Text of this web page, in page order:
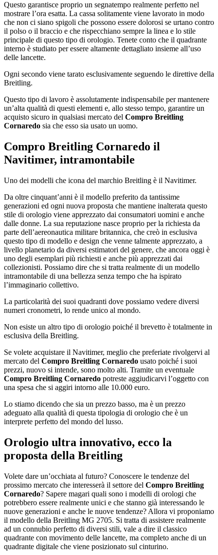
Questo garantisce proprio un segnatempo realmente perfetto nel
mostrare l’ora esatta. La cassa solitamente viene lavorato in modo
che non ci siano spigoli che possono essere dolorosi se urtano contro
il polso o il braccio e che rispecchiano sempre la linea e lo stile
principale di questo tipo di orologio. Tenete conto che il quadrante
interno è studiato per essere altamente dettagliato insieme all’uso
delle lancette.
Ogni secondo viene tarato esclusivamente seguendo le direttive della
Breitling.
Questo tipo di lavoro è assolutamente indispensabile per mantenere
un’alta qualità di questi elementi e, allo stesso tempo, garantire un
acquisto sicuro in qualsiasi mercato del Compro Breitling
Cornaredo sia che esso sia usato un uomo.
Compro Breitling Cornaredo il
Navitimer, intramontabile
Uno dei modelli che icona del marchio Breitling è il Navitimer.
Da oltre cinquant’anni è il modello preferito da tantissime
generazioni ed ogni nuova proposta che mantiene inalterata questo
stile di orologio viene apprezzato dai consumatori uomini e anche
dalle donne. La sua reputazione nasce proprio per la richiesta da
parte dell’aereonautica militare britannica, che creò in esclusiva
questo tipo di modello e design che venne talmente apprezzato, a
livello planetario da diversi estimatori del genere, che ancora oggi è
uno degli esemplari più richiesti e anche più apprezzati dai
collezionisti. Possiamo dire che si tratta realmente di un modello
intramontabile di una bellezza senza tempo che ha ispirato
l’immaginario collettivo.
La particolarità dei suoi quadranti dove possiamo vedere diversi
numeri cronometri, lo rende unico al mondo.
Non esiste un altro tipo di orologio poiché il brevetto è totalmente in
esclusiva della Breitling.
Se volete acquistare il Navitimer, meglio che preferiate rivolgervi al
mercato del Compro Breitling Cornaredo usato poiché i suoi
prezzi, nuovo si intende, sono molto alti. Tramite un eventuale
Compro Breitling Cornaredo potreste aggiudicarvi l’oggetto con
una spesa che si aggiri intorno alle 10.000 euro.
Lo stiamo dicendo che sia un prezzo basso, ma è un prezzo
adeguato alla qualità di questa tipologia di orologio che è un
interprete perfetto del mondo del lusso.
Orologio ultra innovativo, ecco la
proposta della Breitling
Volete dare un’occhiata al futuro? Conoscere le tendenze del
prossimo mercato che interesserà il settore del Compro Breitling
Cornaredo? Sapere magari quali sono i modelli di orologi che
potrebbero essere realmente unici e che stanno già interessando le
nuove generazioni e anche le nuove tendenze? Allora vi proponiamo
il modello della Breitling MG 2705. Si tratta di assistere realmente
ad un connubio perfetto di diversi stili, vale a dire il classico
quadrante con movimento delle lancette, ma completo anche di un
quadrante digitale che viene posizionato sul cinturino.